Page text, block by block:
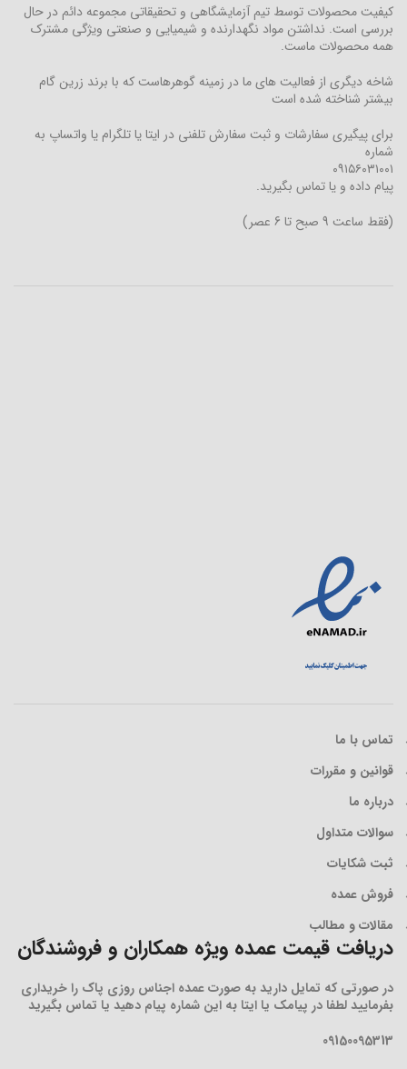
کیفیت محصولات توسط تیم آزمایشگاهی و تحقیقاتی مجموعه دائم در حال
بررسی است. نداشتن مواد نگهدارنده و شیمیایی و صنعتی ویژگی مشترک
همه محصولات ماست.
شاخه دیگری از فعالیت های ما در زمینه گوهرهاست که با برند زرین گام
بیشتر شناخته شده است
برای پیگیری سفارشات و ثبت سفارش تلفنی در ایتا یا تلگرام یا واتساپ به
شماره
۰۹۱۵۶۰۳۱۰۰۱
پیام داده و یا تماس بگیرید.
(فقط ساعت 9 صبح تا 6 عصر)
تماس با ما
قوانین و مقررات
درباره ما
سوالات متداول
ثبت شکایات
فروش عمده
مقالات و مطالب
دریافت قیمت عمده ویژه همکاران و فروشندگان
در صورتی که تمایل دارید به صورت عمده اجناس روزی پاک را خریداری
بفرمایید لطفا در پیامک یا ایتا به این شماره پیام دهید یا تماس بگیرید
09150095313